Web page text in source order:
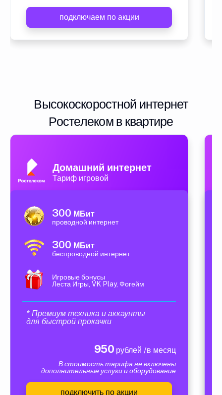
подключаем по акции
Высокоскоростной интернет
Ростелеком в квартире
Домашний интернет
Тариф игровой
300 МБит
проводной интернет
300 МБит
беспроводной интернет
Игровые бонусы
Леста Игры, VK Play, Фогейм
* Премиум техника и аккаунты
для быстрой прокачки
950 рублей /в месяц
В стоимость тарифа не включены
дополнительные услуги и оборудование
подключить по акции